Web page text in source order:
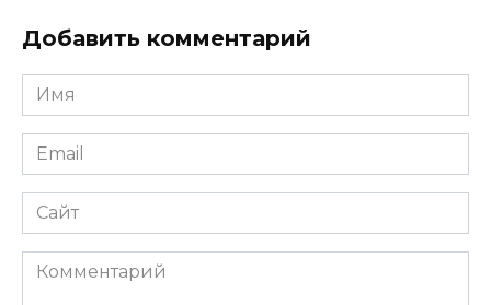
Добавить комментарий
Имя
*
Email
*
Сайт
Комментарий